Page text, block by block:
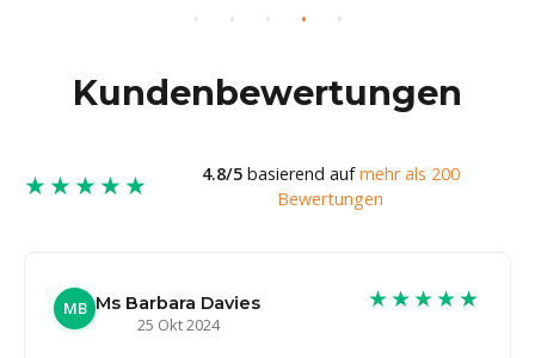
Kundenbewertungen
★★★★★ 4.8/5basierend aufmehr als 200
Bewertungen
MB Ms Barbara Davies
25 Okt 2024
★★★★★